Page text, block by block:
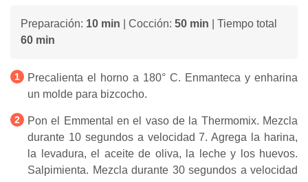
Preparación: 10 min | Cocción: 50 min | Tiempo total
60 min
Precalienta el horno a 180° C. Enmanteca y enharina
un molde para bizcocho.
Pon el Emmental en el vaso de la Thermomix. Mezcla
durante 10 segundos a velocidad 7. Agrega la harina,
la levadura, el aceite de oliva, la leche y los huevos.
Salpimienta. Mezcla durante 30 segundos a velocidad